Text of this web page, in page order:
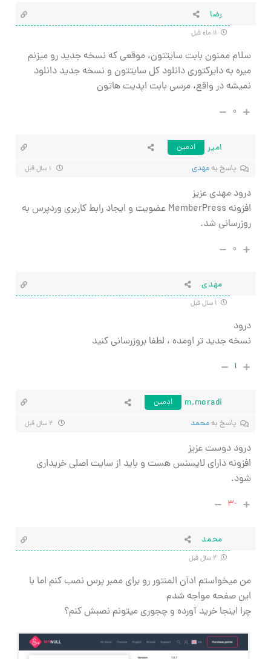
رضا
سلام ممنون بابت سایتتون، موقعی که نسخه جدید رو میزنم
میره به دایرکتوری دانلود کل سایتتون و نسخه جدید دانلود
نمیشه در واقع، مرسی بابت اپدیت هاتون
۰
امیر
ادمین
پاسخ بهمهدی
درود مهدی عزیز
افزونه MemberPress عضویت و ایجاد رابط کاربری وردپرس به
روزرسانی شد.
۰
مهدی
درود
نسخه جدید تر اومده ، لطفا بروزرسانی کنید
۱
m.moradi
ادمین
پاسخ بهمحمد
درود دوست عزیز
افزونه دارای لایسنس هست و باید از سایت اصلی خریداری
شود.
-۳
محمد
من میخواستم ادآن المنتور رو برای ممبر پرس نصب کنم اما با
این صفحه مواجه شدم
چرا اینجا خرید آورده و چجوری میتونم نصبش کنم؟